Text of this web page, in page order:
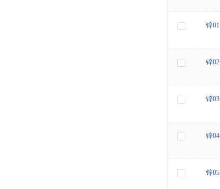
锌
锌
锌
锌
锌